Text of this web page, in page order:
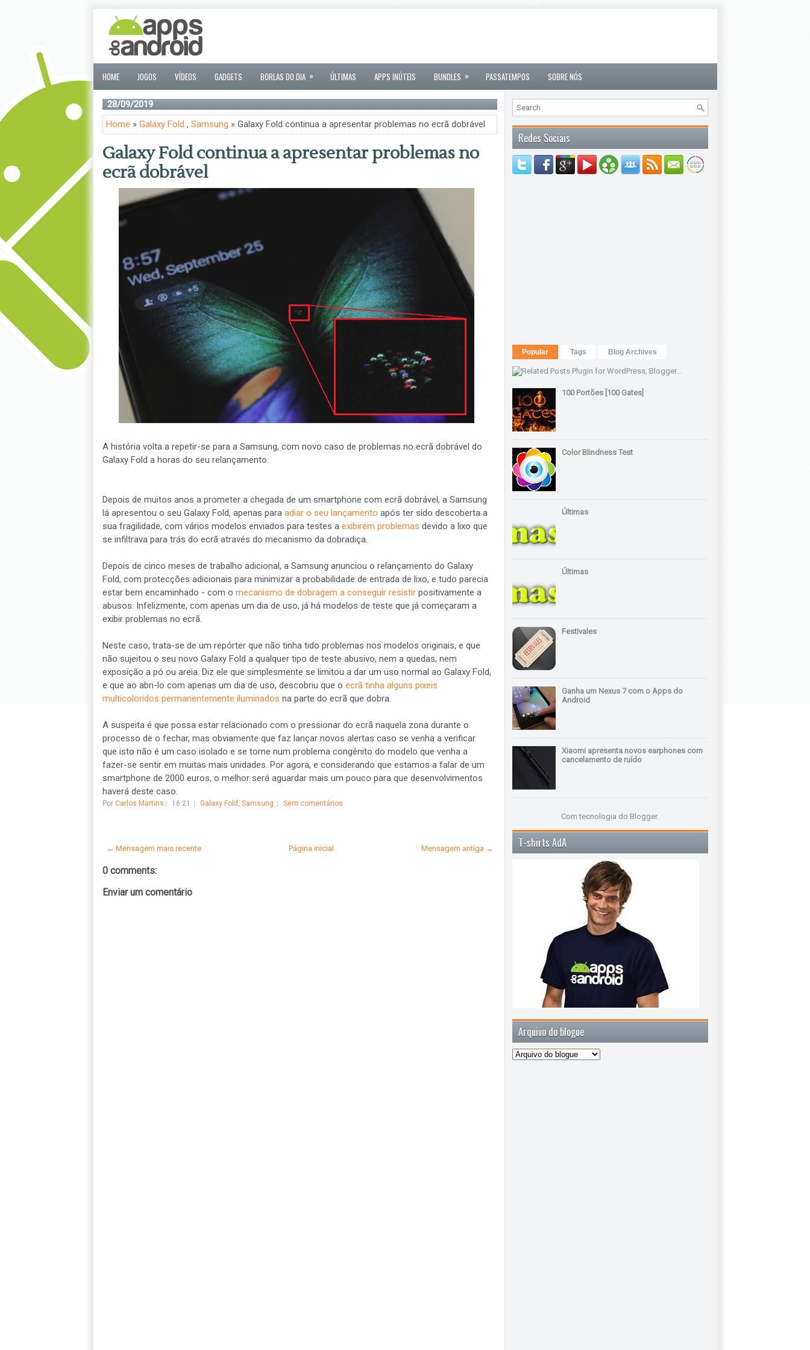
HOME JOGOS VÍDEOS GADGETS BORLAS DO DIA » ÚLTIMAS APPS INÚTEIS BUNDLES » PASSATEMPOS SOBRE NÓS
28/09/2019
Home » Galaxy Fold , Samsung » Galaxy Fold continua a apresentar problemas no ecrã dobrável
Galaxy Fold continua a apresentar problemas no
ecrã dobrável
A história volta a repetir-se para a Samsung, com novo caso de problemas no ecrã dobrável do
Galaxy Fold a horas do seu relançamento.
Depois de muitos anos a prometer a chegada de um smartphone com ecrã dobrável, a Samsung
lá apresentou o seu Galaxy Fold, apenas para adiar o seu lançamento após ter sido descoberta a
sua fragilidade, com vários modelos enviados para testes a exibirem problemas devido a lixo que
se infiltrava para trás do ecrã através do mecanismo da dobradiça.
Depois de cinco meses de trabalho adicional, a Samsung anunciou o relançamento do Galaxy
Fold, com protecções adicionais para minimizar a probabilidade de entrada de lixo, e tudo parecia
estar bem encaminhado - com o mecanismo de dobragem a conseguir resistirpositivamente a
abusos. Infelizmente, com apenas um dia de uso, já há modelos de teste que já começaram a
exibir problemas no ecrã.
Neste caso, trata-se de um repórter que não tinha tido problemas nos modelos originais, e que
não sujeitou o seu novo Galaxy Fold a qualquer tipo de teste abusivo, nem a quedas, nem
exposição a pó ou areia. Diz ele que simplesmente se limitou a dar um uso normal ao Galaxy Fold,
e que ao abri-lo com apenas um dia de uso, descobriu que o ecrã tinha alguns pixeis
multicoloridos permanentemente iluminados na parte do ecrã que dobra.
A suspeita é que possa estar relacionado com o pressionar do ecrã naquela zona durante o
processo de o fechar, mas obviamente que faz lançar novos alertas caso se venha a verificar
que isto não é um caso isolado e se torne num problema congénito do modelo que venha a
fazer-se sentir em muitas mais unidades. Por agora, e considerando que estamos a falar de um
smartphone de 2000 euros, o melhor será aguardar mais um pouco para que desenvolvimentos
haverá deste caso.
Por Carlos Martins 16:21 Galaxy Fold , Samsung Sem comentários
← Mensagem mais recente Mensagem antiga →
Página inicial
0 comments:
Enviar um comentário
Redes Sociais
Popular Tags Blog Archives
100 Portões [100 Gates]
Color Blindness Test
Últimas
Últimas
Festivales
Ganha um Nexus 7 com o Apps do
Android
Xiaomi apresenta novos earphones com
cancelamento de ruído
Com tecnologia do Blogger.
T-shirts AdA
Arquivo do blogue